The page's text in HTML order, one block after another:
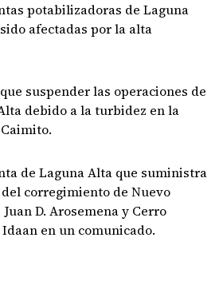
potabilizadoras de Laguna
afectadas por la alta
suspender las operaciones de
debido a la turbidez en la
de Laguna Alta que suministra
corregimiento de Nuevo
D. Arosemena y Cerro
en un comunicado.